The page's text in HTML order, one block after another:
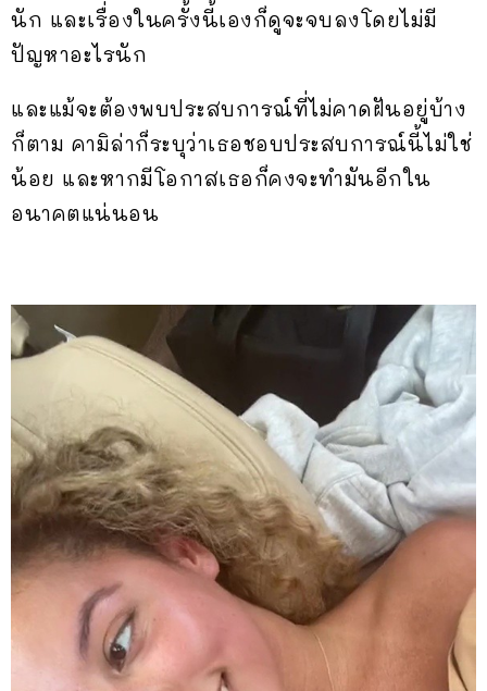
นัก และเรื่องในครั้งนี้เองก็ดูจะจบลงโดยไม่มี
ปัญหาอะไรนัก
และแม้จะต้องพบประสบการณ์ที่ไม่คาดฝันอยู่บ้าง
ก็ตาม คามิล่าก็ระบุว่าเธอชอบประสบการณ์นี้ไม่ใช่
น้อย และหากมีโอกาสเธอก็คงจะทำมันอีกใน
อนาคตแน่นอน